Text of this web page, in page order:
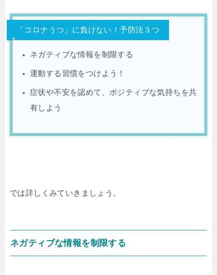
「コロナうつ」に負けない！予防法３つ
ネガティブな情報を制限する
運動する習慣をつけよう！
症状や不安を認めて、ポジティブな気持ちを共
有しよう
では詳しくみていきましょう。
ネガティブな情報を制限する